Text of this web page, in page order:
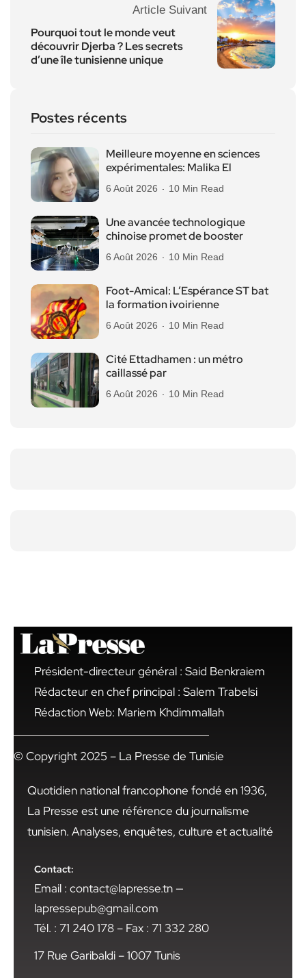
Article Suivant
Pourquoi tout le monde veut
découvrir Djerba ? Les secrets
d’une île tunisienne unique
Postes récents
Meilleure moyenne en sciences
expérimentales: Malika El
6 Août 2026 10 Min Read
Une avancée technologique
chinoise promet de booster
6 Août 2026 10 Min Read
Foot-Amical: L’Espérance ST bat
la formation ivoirienne
6 Août 2026 10 Min Read
Cité Ettadhamen : un métro
caillassé par
6 Août 2026 10 Min Read
Président-directeur général : Said Benkraiem
Rédacteur en chef principal : Salem Trabelsi
Rédaction Web: Mariem Khdimmallah
© Copyright 2025 – La Presse de Tunisie
Quotidien national francophone fondé en 1936,
La Presse est une référence du journalisme
tunisien. Analyses, enquêtes, culture et actualité
Contact:
Email : contact@lapresse.tn —
lapressepub@gmail.com
Tél. : 71 240 178 – Fax : 71 332 280
17 Rue Garibaldi – 1007 Tunis